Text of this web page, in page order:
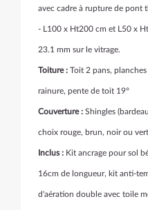
avec cadre à rupture de pont
- L100 x Ht200 cm et L50 x
23.1 mm sur le vitrage.
Toiture : Toit 2 pans,
rainure, pente de toit 19°
Couverture : Shingles
choix rouge, brun, noir ou vert
Inclus : Kit ancrage pour sol
16cm de longueur, kit anti-
d'aération double avec toile